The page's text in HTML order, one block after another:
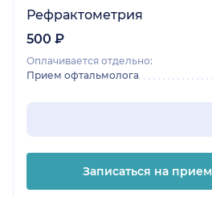
Рефрактометрия
500 ₽
Оплачивается отдельно:
Прием офтальмолога
Записаться на прием